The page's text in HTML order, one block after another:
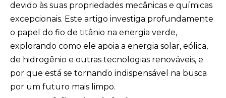
devido às suas propriedades mecânicas e químicas
excepcionais. Este artigo investiga profundamente
o papel do fio de titânio na energia verde,
explorando como ele apoia a energia solar, eólica,
de hidrogênio e outras tecnologias renováveis, e
por que está se tornando indispensável na busca
por um futuro mais limpo.